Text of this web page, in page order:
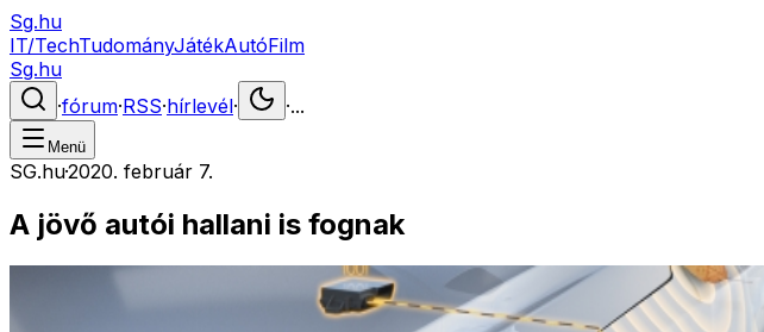
Sg.hu
IT/TechTudományJátékAutóFilm
Sg.hu
·fórum·RSS·hírlevél· ·...
Menü
SG.hu·2020. február 7.
A jövő autói hallani is fognak